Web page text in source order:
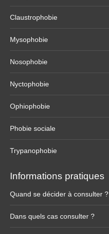
Claustrophobie
Mysophobie
Nosophobie
Nyctophobie
Ophiophobie
Phobie sociale
Trypanophobie
Informations pratiques
Quand se décider à consulter ?
Dans quels cas consulter ?